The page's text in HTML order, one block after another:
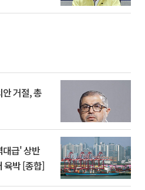
급' 상반
육박 [종합]